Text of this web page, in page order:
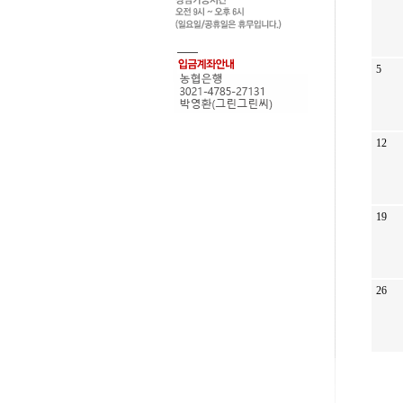
5
12
19
26